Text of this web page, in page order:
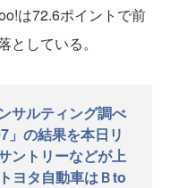
は72.6ポイントで前
している。
サルティング調べ
の結果を本日リ
ントリーなどが上
ヨタ自動車はＢto